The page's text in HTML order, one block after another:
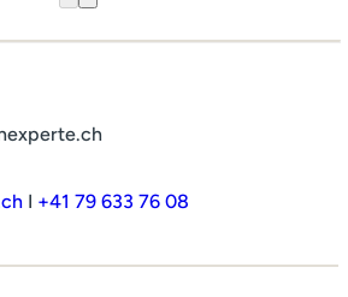
I +41 79 633 76 08